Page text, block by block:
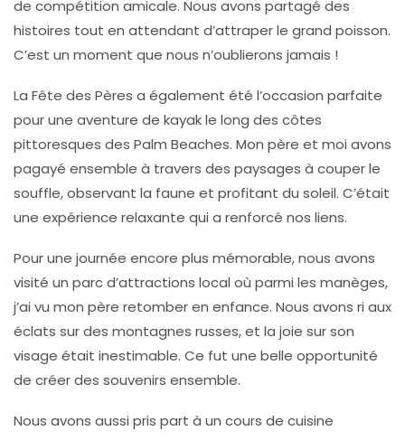
de compétition amicale. Nous avons partagé des
histoires tout en attendant d’attraper le grand poisson.
C’est un moment que nous n’oublierons jamais !
La Fête des Pères a également été l’occasion parfaite
pour une aventure de kayak le long des côtes
pittoresques des Palm Beaches. Mon père et moi avons
pagayé ensemble à travers des paysages à couper le
souffle, observant la faune et profitant du soleil. C’était
une expérience relaxante qui a renforcé nos liens.
Pour une journée encore plus mémorable, nous avons
visité un parc d’attractions local où parmi les manèges,
j’ai vu mon père retomber en enfance. Nous avons ri aux
éclats sur des montagnes russes, et la joie sur son
visage était inestimable. Ce fut une belle opportunité
de créer des souvenirs ensemble.
Nous avons aussi pris part à un cours de cuisine